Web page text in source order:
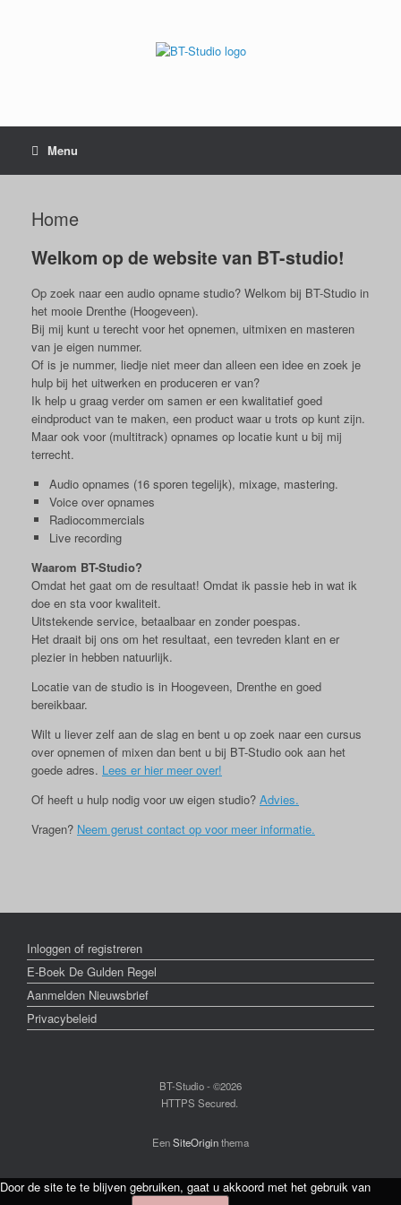
Menu
Home
Welkom op de website van BT-studio!
Op zoek naar een audio opname studio? Welkom bij BT-Studio in
het mooie Drenthe (Hoogeveen).
Bij mij kunt u terecht voor het opnemen, uitmixen en masteren
van je eigen nummer.
Of is je nummer, liedje niet meer dan alleen een idee en zoek je
hulp bij het uitwerken en produceren er van?
Ik help u graag verder om samen er een kwalitatief goed
eindproduct van te maken, een product waar u trots op kunt zijn.
Maar ook voor (multitrack) opnames op locatie kunt u bij mij
terrecht.
Audio opnames (16 sporen tegelijk), mixage, mastering.
Voice over opnames
Radiocommercials
Live recording
Waarom BT-Studio?
Omdat het gaat om de resultaat! Omdat ik passie heb in wat ik
doe en sta voor kwaliteit.
Uitstekende service, betaalbaar en zonder poespas.
Het draait bij ons om het resultaat, een tevreden klant en er
plezier in hebben natuurlijk.
Locatie van de studio is in Hoogeveen, Drenthe en goed
bereikbaar.
Wilt u liever zelf aan de slag en bent u op zoek naar een cursus
over opnemen of mixen dan bent u bij BT-Studio ook aan het
goede adres. Lees er hier meer over!
Of heeft u hulp nodig voor uw eigen studio? Advies.
Vragen? Neem gerust contact op voor meer informatie.
Inloggen of registreren
E-Boek De Gulden Regel
Aanmelden Nieuwsbrief
Privacybeleid
BT-Studio - ©2026
HTTPS Secured.
EenSiteOriginthema
Door de site te te blijven gebruiken, gaat u akkoord met het gebruik van